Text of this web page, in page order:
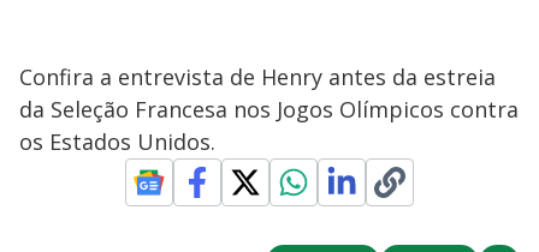
Confira a entrevista de Henry antes da estreia
da Seleção Francesa nos Jogos Olímpicos contra
os Estados Unidos.